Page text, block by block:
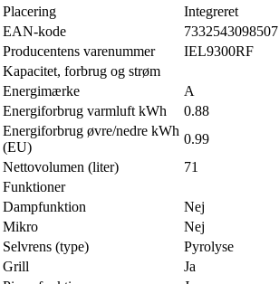
Placering
Integreret
EAN-kode
7332543098507
Producentens varenummer
IEL9300RF
Kapacitet, forbrug og strøm
Energimærke
A
Energiforbrug varmluft kWh
0.88
Energiforbrug øvre/nedre kWh
(EU)
0.99
Nettovolumen (liter)
71
Funktioner
Dampfunktion
Nej
Mikro
Nej
Selvrens (type)
Pyrolyse
Grill
Ja